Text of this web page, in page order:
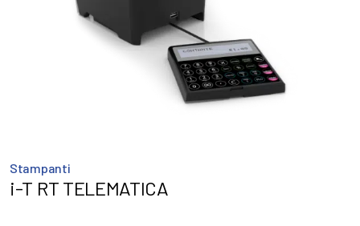
Stampanti
i-T RT TELEMATICA